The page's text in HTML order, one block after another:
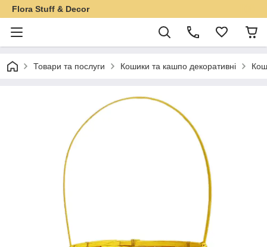
Flora Stuff & Decor
Товари та послуги Кошики та кашпо декоративні